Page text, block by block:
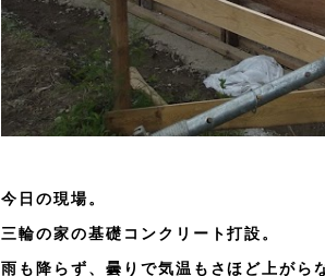
今日の現場。
三輪の家の基礎コンクリート打設。
雨も降らず、曇りで気温もさほど上がら